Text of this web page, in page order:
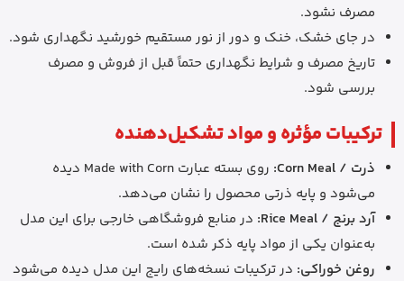
مصرف نشود.
در جای خشک، خنک و دور از نور مستقیم خورشید نگهداری شود.
تاریخ مصرف و شرایط نگهداری حتماً قبل از فروش و مصرف
بررسی شود.
ترکیبات مؤثره و مواد تشکیل‌دهنده
ذرت / Corn Meal:
روی بسته عبارت Made with Corn دیده
می‌شود و پایه ذرتی محصول را نشان می‌دهد.
آرد برنج / Rice Meal:
در منابع فروشگاهی خارجی برای این مدل
به‌عنوان یکی از مواد پایه ذکر شده است.
روغن خوراکی: در ترکیبات نسخه‌های رایج این مدل دیده می‌شود